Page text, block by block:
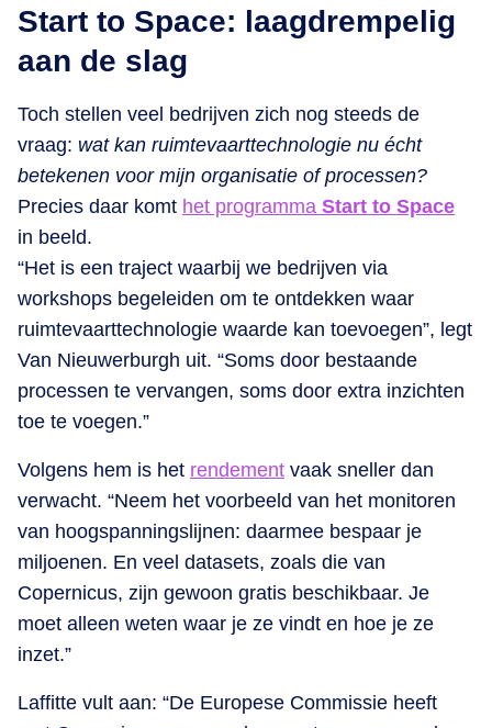
Start to Space: laagdrempelig
aan de slag
Toch stellen veel bedrijven zich nog steeds de
vraag: wat kan ruimtevaarttechnologie nu écht
betekenen voor mijn organisatie of processen?
Precies daar komt het programma Start to Space
in beeld.
“Het is een traject waarbij we bedrijven via
workshops begeleiden om te ontdekken waar
ruimtevaarttechnologie waarde kan toevoegen”, legt
Van Nieuwerburgh uit. “Soms door bestaande
processen te vervangen, soms door extra inzichten
toe te voegen.”
Volgens hem is het rendement vaak sneller dan
verwacht. “Neem het voorbeeld van het monitoren
van hoogspanningslijnen: daarmee bespaar je
miljoenen. En veel datasets, zoals die van
Copernicus, zijn gewoon gratis beschikbaar. Je
moet alleen weten waar je ze vindt en hoe je ze
inzet.”
Laffitte vult aan: “De Europese Commissie heeft